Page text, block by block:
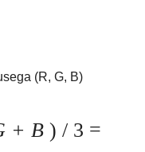
(R, G, B)
+ B ) / 3 =